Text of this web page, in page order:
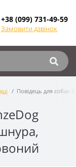
+38 (099) 731-49-59
Замовити дзвінок
Повідець для собак